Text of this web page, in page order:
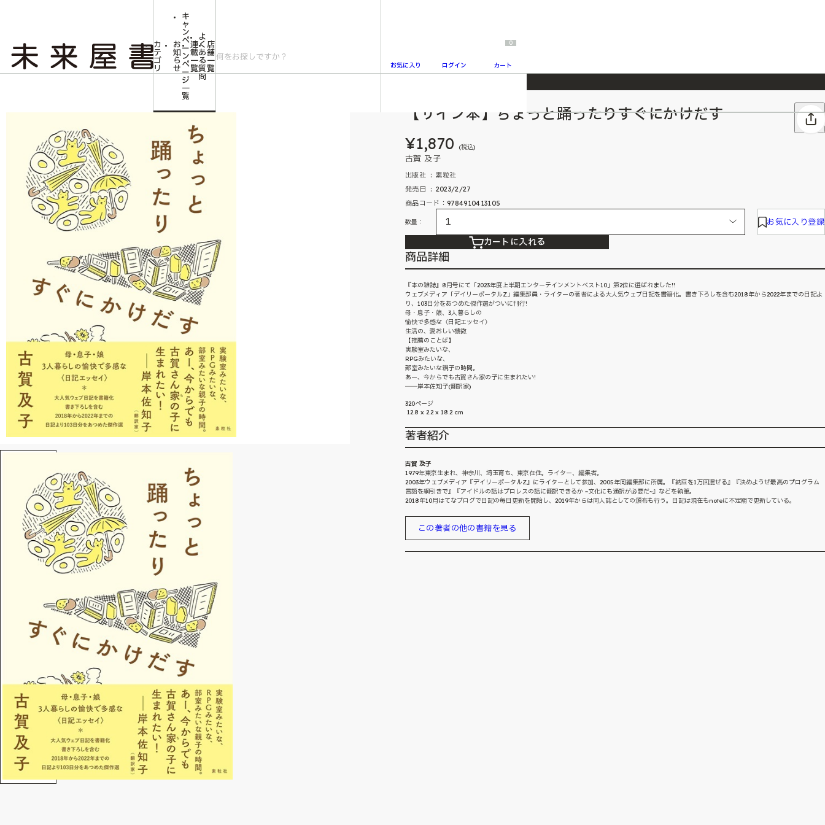
2026/7/23 『ONE PIECE magazine 021 ONE PIECEカード付き同梱版』発売延期のご案内
カ
テ
ゴ
リ
お
知
ら
せ
キ
ャ
ン
ペ
ー
ン
ペ
ー
ジ
一
覧
連
載
一
覧
よ
く
あ
る
質
問
店
舗
一
覧
お気に入り ログイン
0
カート
【サイン本】ちょっと踊ったりすぐにかけだす
【サイン本】ちょっと踊ったりすぐにかけだす
¥1,870 (税込)
古賀 及子
出版社 ‏ : ‎ 素粒社
発売日 ‏ : ‎ 2023/2/27
商品コード：9784910413105
数量： お気に入り登録
カートに入れる
商品詳細
『本の雑誌』8月号にて「2023年度上半期エンターテインメントベスト10」第2位に選ばれました!!
ウェブメディア「デイリーポータルZ」編集部員・ライターの著者による大人気ウェブ日記を書籍化。書き下ろしを含む2018年から2022年までの日記よ
り、103日分をあつめた傑作選がついに刊行!
母・息子・娘、3人暮らしの
愉快で多感な〈日記エッセイ〉
生活の、愛おしい機微
【推薦のことば】
実験室みたいな、
RPGみたいな、
部室みたいな親子の時間。
あー、今からでも古賀さん家の子に生まれたい!
――岸本佐知子(翻訳家)
320ページ
12.8 x 2.2 x 18.2 cm
著者紹介
古賀 及子
1979年東京生まれ、神奈川、埼玉育ち、東京在住。ライター、編集者。
2003年ウェブメディア『デイリーポータルZ』にライターとして参加、2005年同編集部に所属。『納豆を1万回混ぜる』『決めようぜ最高のプログラム
言語を綱引きで』『アイドルの話はプロレスの話に翻訳できるか ~文化にも通訳が必要だ~』などを執筆。
2018年10月はてなブログで日記の毎日更新を開始し、2019年からは同人誌としての頒布も行う。日記は現在もnoteに不定期で更新している。
この著者の他の書籍を見る